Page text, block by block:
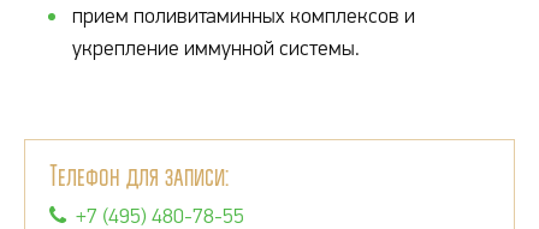
прием поливитаминных комплексов и
укрепление иммунной системы.
Телефон для записи:
+7 (495) 480-78-55